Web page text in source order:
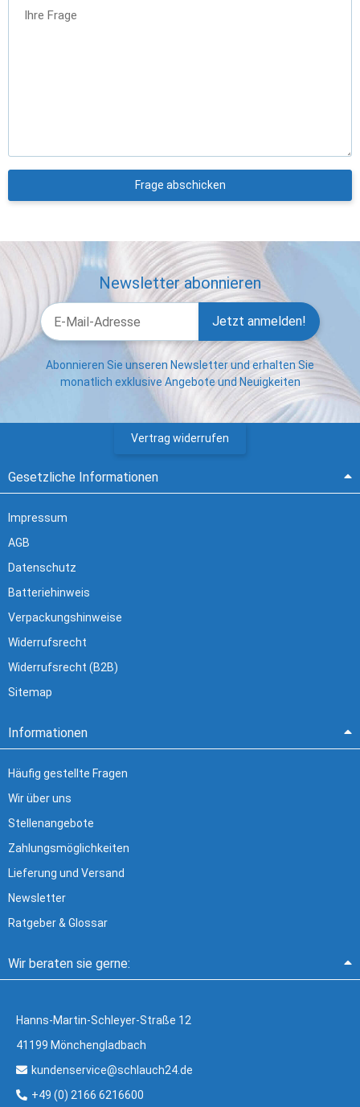
Ihre Frage
Frage abschicken
Newsletter abonnieren
Jetzt anmelden!
Abonnieren Sie unseren Newsletter und erhalten Sie
monatlich exklusive Angebote und Neuigkeiten
Vertrag widerrufen
Gesetzliche Informationen
Impressum
AGB
Datenschutz
Batteriehinweis
Verpackungshinweise
Widerrufsrecht
Widerrufsrecht (B2B)
Sitemap
Informationen
Häufig gestellte Fragen
Wir über uns
Stellenangebote
Zahlungsmöglichkeiten
Lieferung und Versand
Newsletter
Ratgeber & Glossar
Wir beraten sie gerne:
Hanns-Martin-Schleyer-Straße 12
41199 Mönchengladbach
kundenservice@schlauch24.de
+49 (0) 2166 6216600